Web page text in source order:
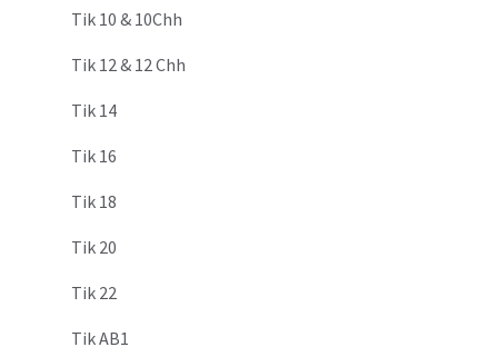
Tik 10 & 10Chh
Tik 12 & 12 Chh
Tik 14
Tik 16
Tik 18
Tik 20
Tik 22
Tik AB1